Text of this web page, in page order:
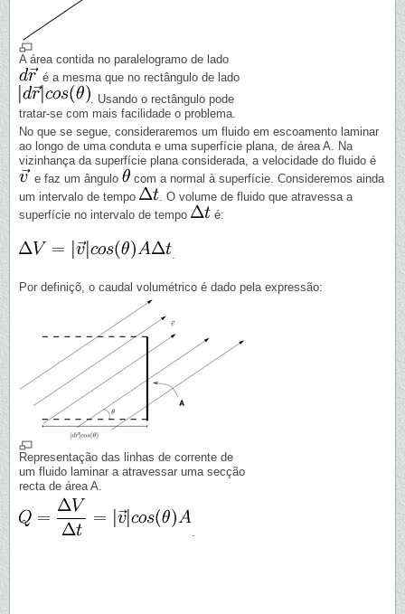
A área contida no paralelogramo de lado
é a mesma que no rectângulo de lado
. Usando o rectângulo pode
tratar-se com mais facilidade o problema.
No que se segue, consideraremos um fluido em escoamento laminar
ao longo de uma conduta e uma superfície plana, de área A. Na
vizinhança da superfície plana considerada, a velocidade do fluido é
e faz um ângulo
com a normal à superfície. Consideremos ainda
um intervalo de tempo
. O volume de fluido que atravessa a
superfície no intervalo de tempo
é:
.
Por definiçõ, o caudal volumétrico é dado pela expressão:
Representação das linhas de corrente de
um fluido laminar a atravessar uma secção
recta de área A.
.